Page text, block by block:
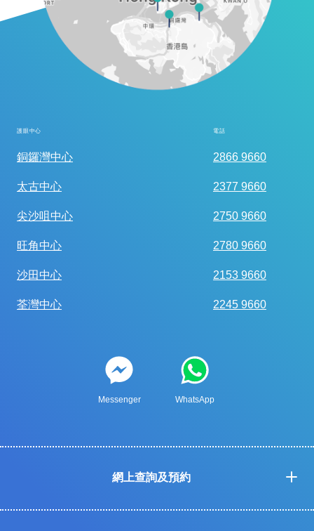
護眼中心 電話
銅鑼灣中心 2866 9660
太古中心 2377 9660
尖沙咀中心 2750 9660
旺角中心 2780 9660
沙田中心 2153 9660
荃灣中心 2245 9660
Messenger WhatsApp
網上查詢及預約